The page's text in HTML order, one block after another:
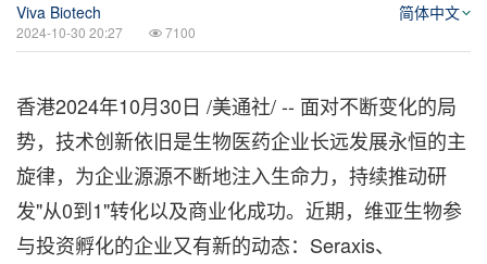
Viva Biotech
2024-10-30 20:27 7100
简体中文
香港2024年10月30日 /美通社/ -- 面对不断变化的局
势，技术创新依旧是生物医药企业长远发展永恒的主
旋律，为企业源源不断地注入生命力，持续推动研
发"从0到1"转化以及商业化成功。近期，维亚生物参
与投资孵化的企业又有新的动态：Seraxis、